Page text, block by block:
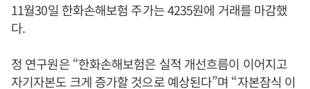
11월30일 한화손해보험 주가는 4235원에 거래를 마감했
다.
정 연구원은 “한화손해보험은 실적 개선흐름이 이어지고
자기자본도 크게 증가할 것으로 예상된다”며 “자본잠식 이